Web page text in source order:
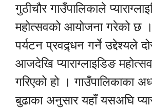
गुठीचौर गाउँपालिकाले
महोत्सवको आयोजना गरेको छ ।
पर्यटन प्रवद्र्धन गर्ने उद्देश्यले
आजदेखि प्याराग्लाइडिङ
गरिएको हो । गाउँपालिकाका
बुढाका अनुसार यहाँ यसअघि